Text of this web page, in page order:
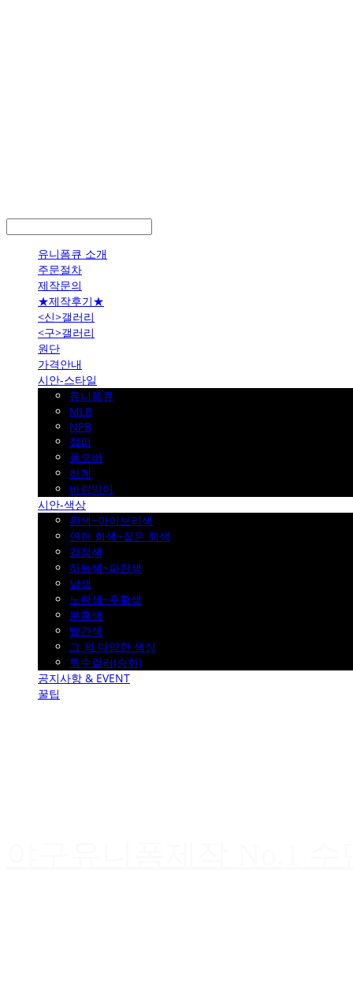
유니폼큐 소개
주문절차
제작문의
★제작후기★
<신>갤러리
<구>갤러리
원단
가격안내
시안-스타일
유니폼큐
MLB
NPB
점퍼
풀오버
하계
바람막이
시안-색상
흰색~아이보리색
연한 회색~짙은 회색
검정색
하늘색~파란색
남색
노란색~주황색
분홍색
빨간색
그 외 다양한 색상
특수컬러(승화)
공지사항 & EVENT
꿀팁